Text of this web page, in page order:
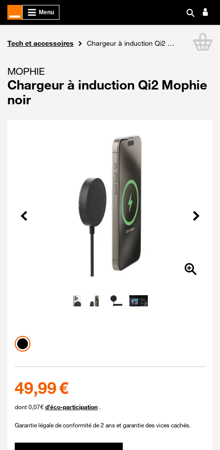
Boutique Orange
Tech et accessoires Chargeur à induction Qi2 Mophie noir
MOPHIE
Chargeur à induction Qi2 Mophie
noir
Précédent Suivant
Couleur
Coloris disponibles
noir
49,99 €
dont 0,07€ d'éco-participation .
Garantie légale de conformité de 2 ans et garantie des vices cachés.